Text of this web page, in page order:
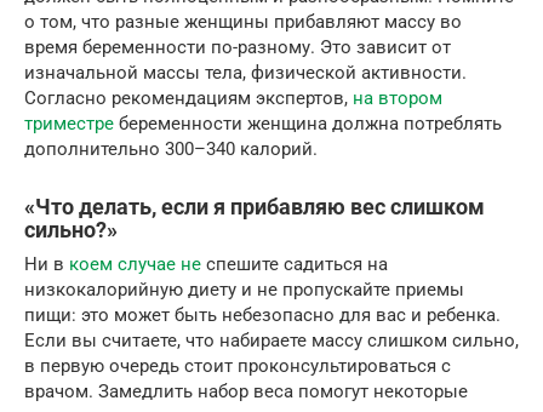
о том, что разные женщины прибавляют массу во
время беременности по-разному. Это зависит от
изначальной массы тела, физической активности.
Согласно рекомендациям экспертов, на втором
триместре беременности женщина должна потреблять
дополнительно 300–340 калорий.
«Что делать, если я прибавляю вес слишком
сильно?»
Ни в коем случае не спешите садиться на
низкокалорийную диету и не пропускайте приемы
пищи: это может быть небезопасно для вас и ребенка.
Если вы считаете, что набираете массу слишком сильно,
в первую очередь стоит проконсультироваться с
врачом. Замедлить набор веса помогут некоторые